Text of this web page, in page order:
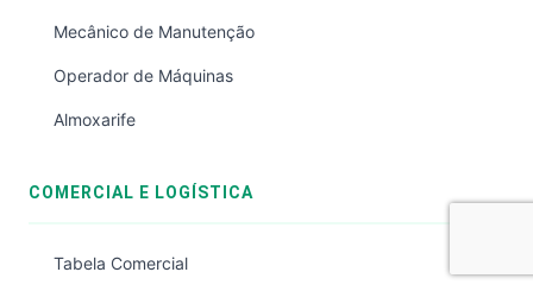
Mecânico de Manutenção
Operador de Máquinas
Almoxarife
COMERCIAL E LOGÍSTICA
Tabela Comercial